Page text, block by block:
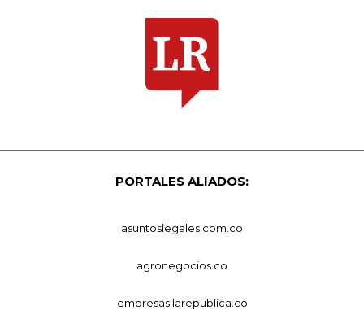
PORTALES ALIADOS:
asuntoslegales.com.co
agronegocios.co
empresas.larepublica.co